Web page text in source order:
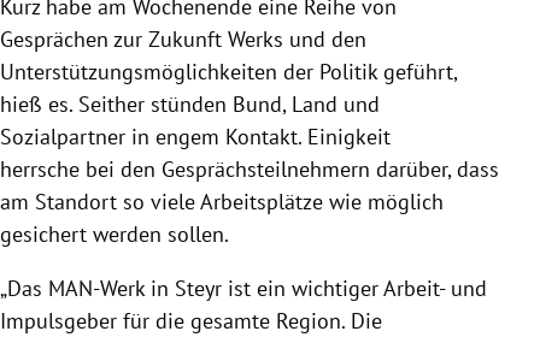
Kurz habe am Wochenende eine Reihe von
Gesprächen zur Zukunft Werks und den
Unterstützungsmöglichkeiten der Politik geführt,
hieß es. Seither stünden Bund, Land und
Sozialpartner in engem Kontakt. Einigkeit
herrsche bei den Gesprächsteilnehmern darüber, dass
am Standort so viele Arbeitsplätze wie möglich
gesichert werden sollen.
„Das MAN-Werk in Steyr ist ein wichtiger Arbeit- und
Impulsgeber für die gesamte Region. Die